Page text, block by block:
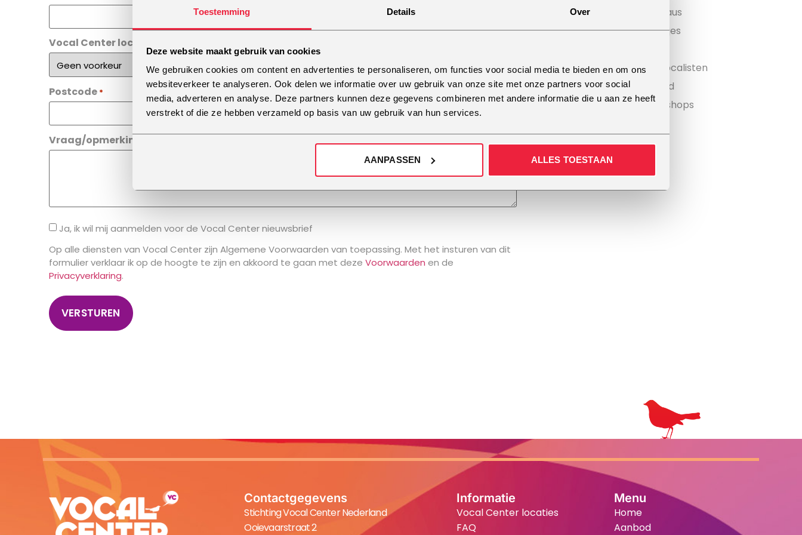
Toestemming Details Over
Deze website maakt gebruik van cookies
We gebruiken cookies om content en advertenties te personaliseren, om functies voor social media te bieden en om ons
websiteverkeer te analyseren. Ook delen we informatie over uw gebruik van onze site met onze partners voor social
media, adverteren en analyse. Deze partners kunnen deze gegevens combineren met andere informatie die u aan ze heeft
verstrekt of die ze hebben verzameld op basis van uw gebruik van hun services.
AANPASSEN ALLES TOESTAAN
Vocal Center locatie
Postcode *
Vraag/opmerking
Ja, ik wil mij aanmelden voor de Vocal Center nieuwsbrief
Op alle diensten van Vocal Center zijn Algemene Voorwaarden van toepassing. Met het insturen van dit
formulier verklaar ik op de hoogte te zijn en akkoord te gaan met deze Voorwaarden en de
Privacyverklaring.
Zanglessen voor alle niveaus
Oefenen met je eigen liedjes
Community van 8.000+ vocalisten
Reizen naar het buitenland
Zangopleidingen en workshops
Contactgegevens
Stichting Vocal Center Nederland
Ooievaarstraat 2
Informatie
Vocal Center locaties
FAQ
Menu
Home
Aanbod